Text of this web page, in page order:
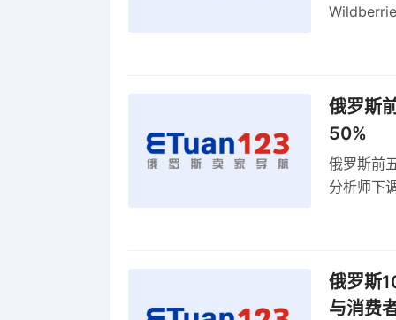
俄罗斯
50%
俄罗斯前
分析师下
俄罗斯
与消费